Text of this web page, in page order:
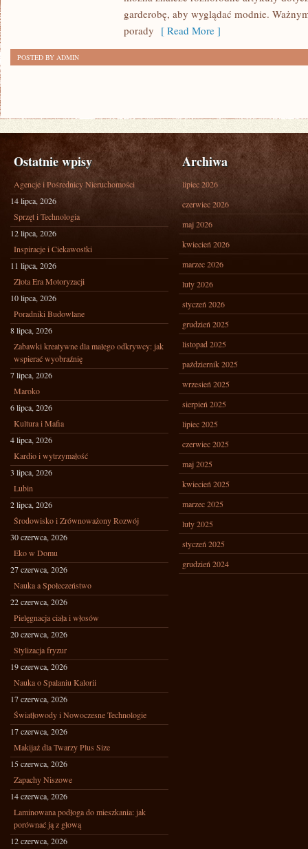
SIZE
garderobę, aby wyglądać modnie.
porady [ Read More ]
POSTED BY ADMIN
Ostatnie wpisy
Agencje i Pośrednicy Nieruchomości
14 lipca, 2026
Sprzęt i Technologia
12 lipca, 2026
Inspiracje i Ciekawostki
11 lipca, 2026
Złota Era Motoryzacji
10 lipca, 2026
Poradniki Budowlane
8 lipca, 2026
Zabawki kreatywne dla małego odkrywcy: jak
wspierać wyobraźnię
7 lipca, 2026
Maroko
6 lipca, 2026
Kultura i Mafia
4 lipca, 2026
Kardio i wytrzymałość
3 lipca, 2026
Lubin
2 lipca, 2026
Środowisko i Zrównoważony Rozwój
30 czerwca, 2026
Eko w Domu
27 czerwca, 2026
Nauka a Społeczeństwo
22 czerwca, 2026
Pielęgnacja ciała i włosów
20 czerwca, 2026
Stylizacja fryzur
19 czerwca, 2026
Nauka o Spalaniu Kalorii
17 czerwca, 2026
Światłowody i Nowoczesne Technologie
17 czerwca, 2026
Makijaż dla Twarzy Plus Size
15 czerwca, 2026
Zapachy Niszowe
14 czerwca, 2026
Laminowana podłoga do mieszkania: jak
porównać ją z głową
12 czerwca, 2026
Archiwa
lipiec 2026
czerwiec 2026
maj 2026
kwiecień 2026
marzec 2026
luty 2026
styczeń 2026
grudzień 2025
listopad 2025
październik 2025
wrzesień 2025
sierpień 2025
lipiec 2025
czerwiec 2025
maj 2025
kwiecień 2025
marzec 2025
luty 2025
styczeń 2025
grudzień 2024